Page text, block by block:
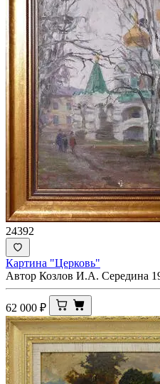
24392
Картина "Церковь"
Автор Козлов И.А. Середина
62 000 ₽